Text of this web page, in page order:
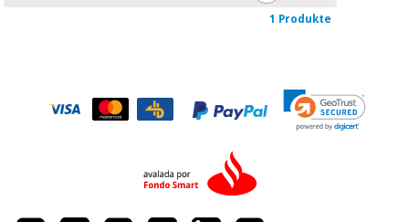
(ausverkauf)
1 Produkte